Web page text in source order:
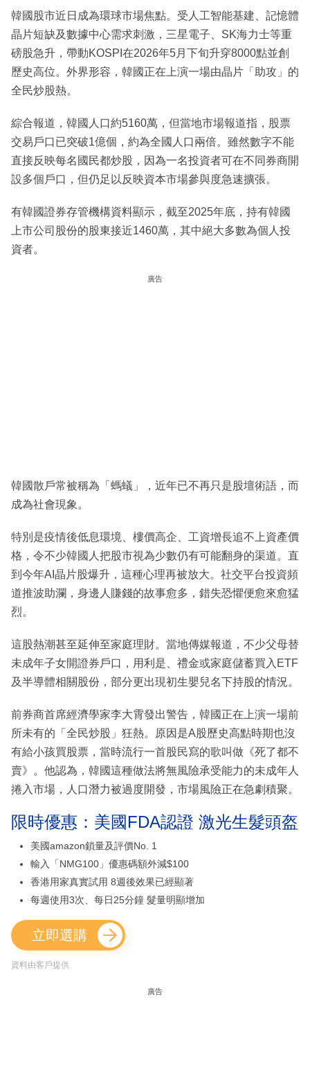
韓國股市近日成為環球市場焦點。受人工智能基建、記憶體
晶片短缺及數據中心需求刺激，三星電子、SK海力士等重
磅股急升，帶動KOSPI在2026年5月下旬升穿8000點並創
歷史高位。外界形容，韓國正在上演一場由晶片「助攻」的
全民炒股熱。
綜合報道，韓國人口約5160萬，但當地市場報道指，股票
交易戶口已突破1億個，約為全國人口兩倍。雖然數字不能
直接反映每名國民都炒股，因為一名投資者可在不同券商開
設多個戶口，但仍足以反映資本市場參與度急速擴張。
有韓國證券存管機構資料顯示，截至2025年底，持有韓國
上市公司股份的股東接近1460萬，其中絕大多數為個人投
資者。
廣告
韓國散戶常被稱為「螞蟻」，近年已不再只是股壇術語，而
成為社會現象。
特別是疫情後低息環境、樓價高企、工資增長追不上資產價
格，令不少韓國人把股市視為少數仍有可能翻身的渠道。直
到今年AI晶片股爆升，這種心理再被放大。社交平台投資頻
道推波助瀾，身邊人賺錢的故事愈多，錯失恐懼便愈來愈猛
烈。
這股熱潮甚至延伸至家庭理財。當地傳媒報道，不少父母替
未成年子女開證券戶口，用利是、禮金或家庭儲蓄買入ETF
及半導體相關股份，部分更出現初生嬰兒名下持股的情況。
前券商首席經濟學家李大霄發出警告，韓國正在上演一場前
所未有的「全民炒股」狂熱。原因是A股歷史高點時期也沒
有給小孩買股票，當時流行一首股民寫的歌叫做《死了都不
賣》。他認為，韓國這種做法將無風險承受能力的未成年人
捲入市場，人口潛力被過度開發，市場風險正在急劇積聚。
限時優惠：美國FDA認證 激光生髮頭盔
美國amazon鎖量及評價No. 1
輸入「NMG100」優惠碼額外減$100
香港用家真實試用 8週後效果已經顯著
每週使用3次、每日25分鐘 髮量明顯增加
立即選購
資料由客戶提供
廣告